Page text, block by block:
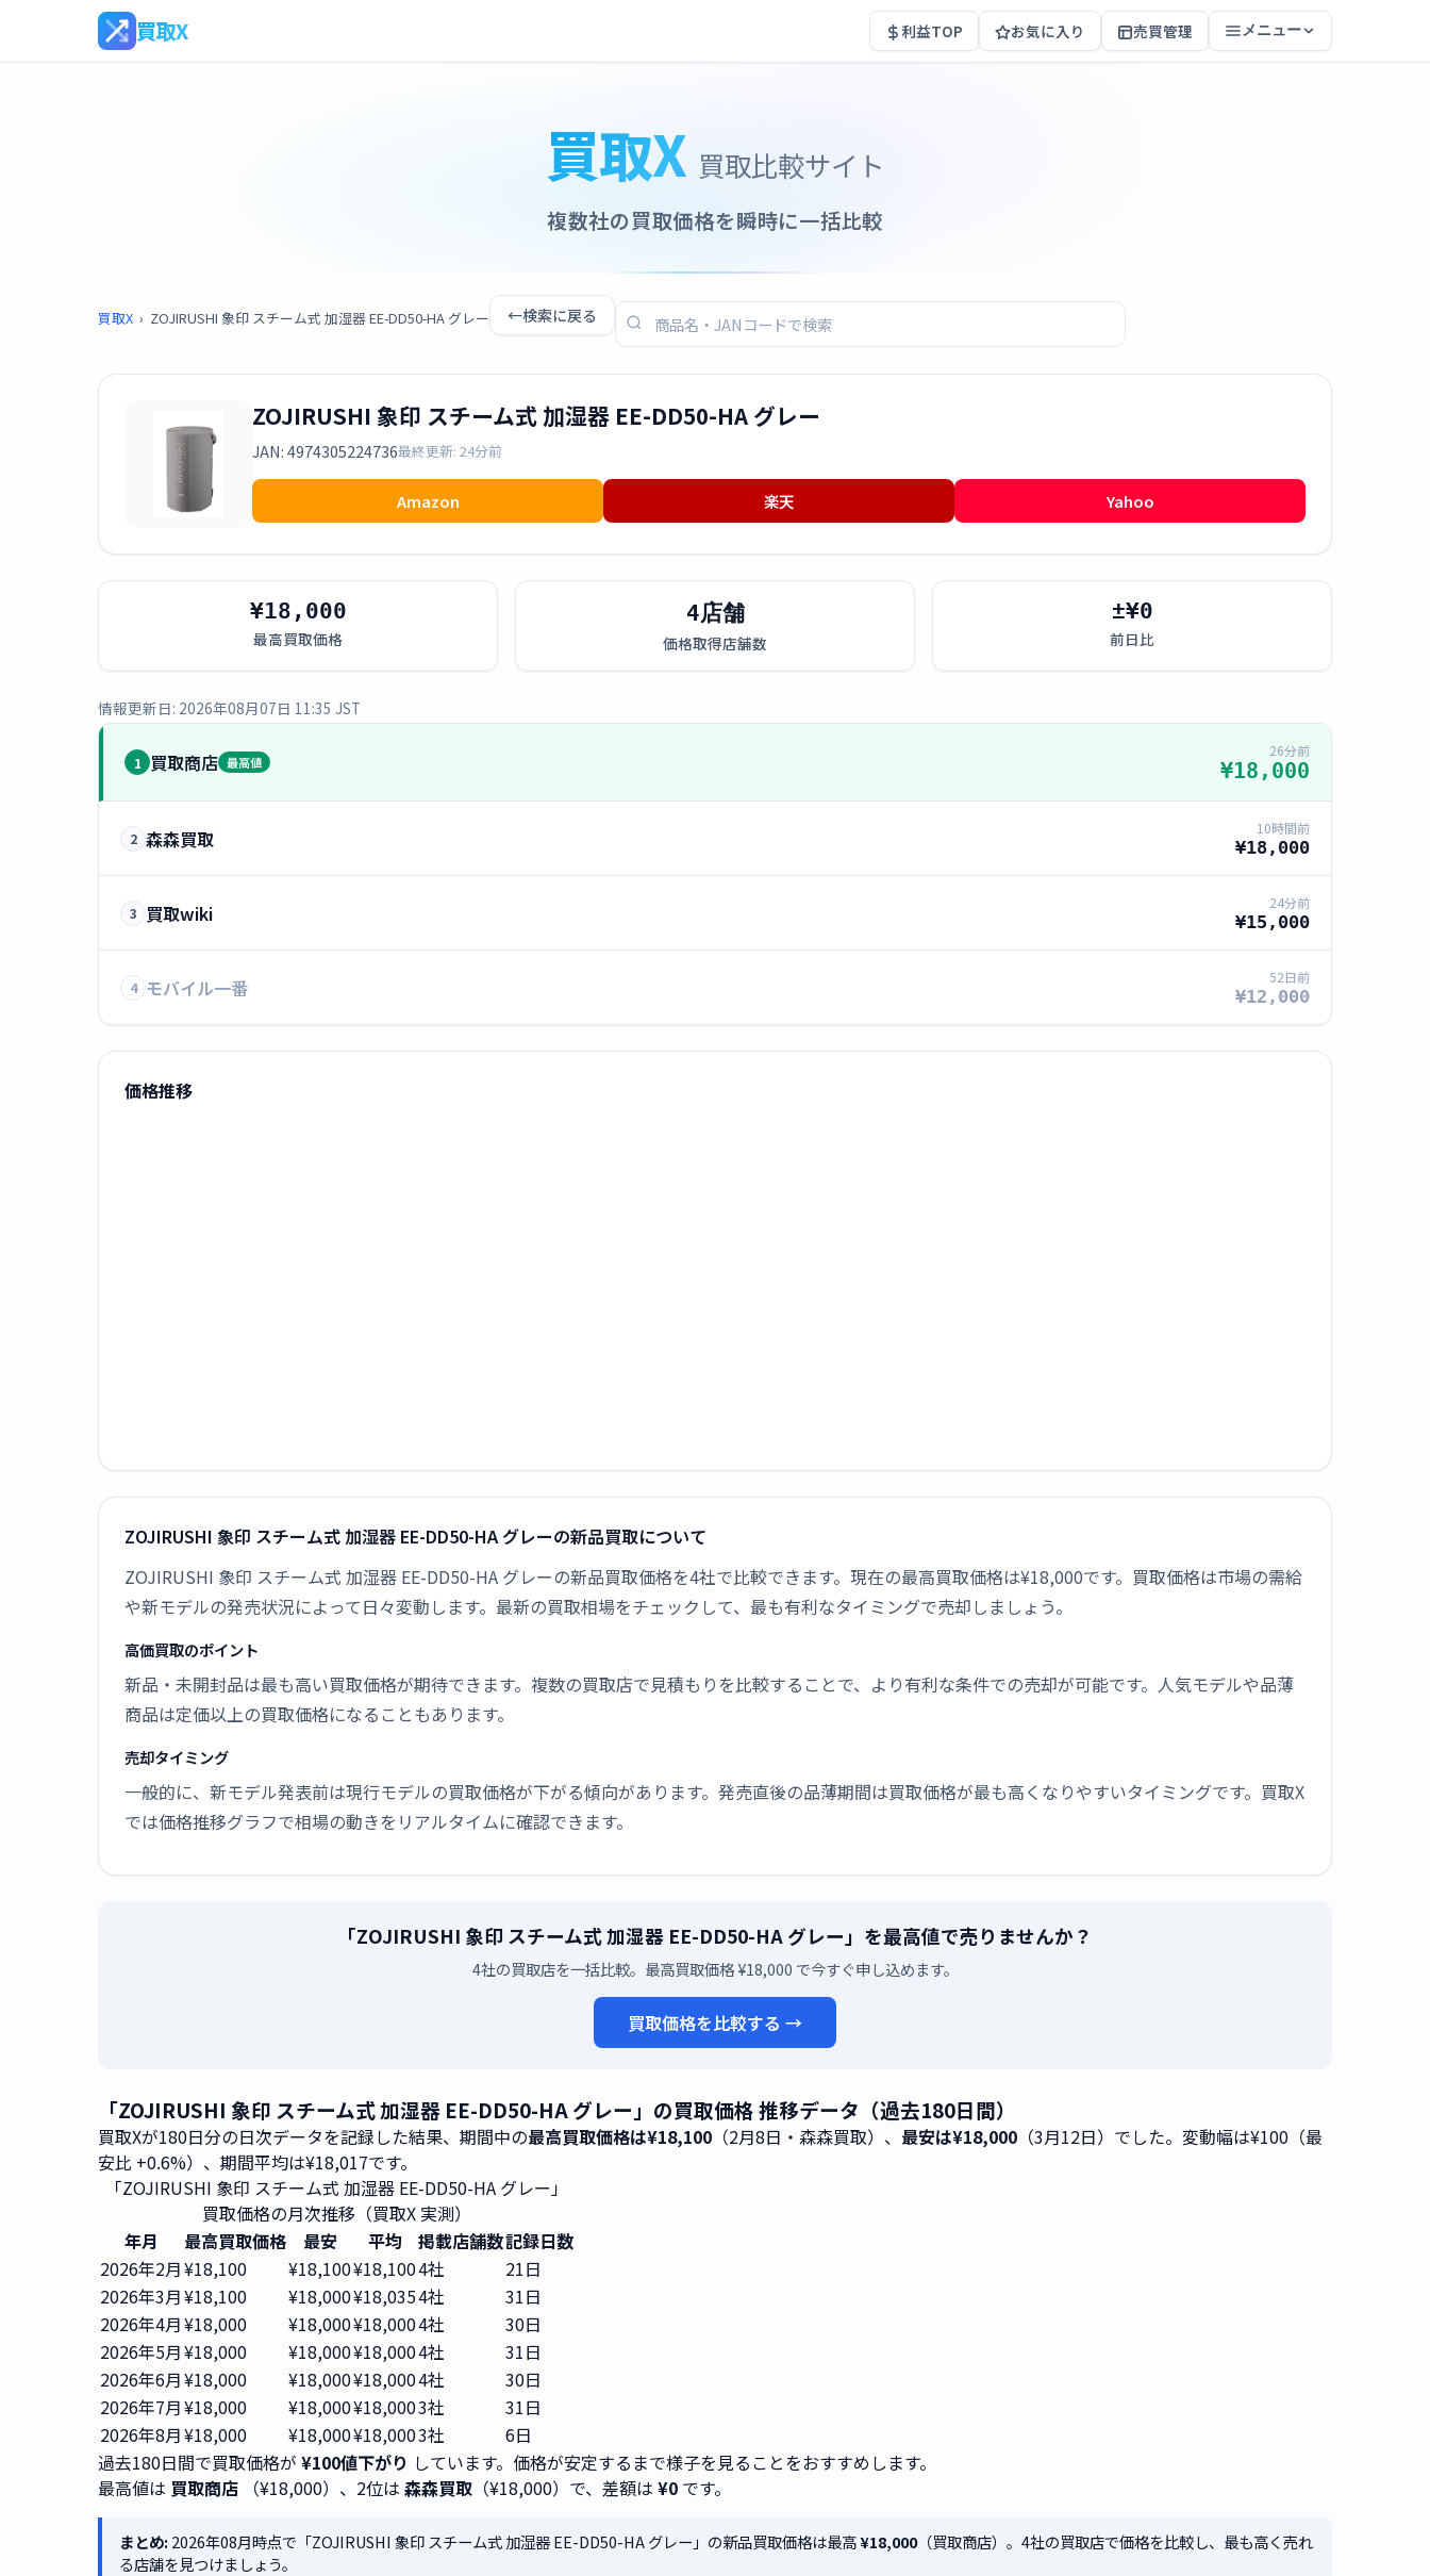
買取X 利益TOP お気に入り 売買管理 メニュー
買取X 買取比較サイト
複数社の買取価格を瞬時に一括比較
買取X › ZOJIRUSHI 象印 スチーム式 加湿器 EE-DD50-HA グレー ←検索に戻る
ZOJIRUSHI 象印 スチーム式 加湿器 EE-DD50-HA グレー
JAN: 4974305224736最終更新: 24分前
Amazon 楽天 Yahoo
¥18,000
最高買取価格
4店舗
価格取得店舗数
±¥0
前日比
情報更新日: 2026年08月07日 11:35 JST
1 買取商店 最高値
26分前
¥18,000
2 森森買取 10時間前
¥18,000
3 買取wiki 24分前
¥15,000
4 モバイル一番 52日前
¥12,000
価格推移
ZOJIRUSHI 象印 スチーム式 加湿器 EE-DD50-HA グレーの新品買取について
ZOJIRUSHI 象印 スチーム式 加湿器 EE-DD50-HA グレーの新品買取価格を4社で比較できます。現在の最高買取価格は¥18,000です。買取価格は市場の需給
や新モデルの発売状況によって日々変動します。最新の買取相場をチェックして、最も有利なタイミングで売却しましょう。
高価買取のポイント
新品・未開封品は最も高い買取価格が期待できます。複数の買取店で見積もりを比較することで、より有利な条件での売却が可能です。人気モデルや品薄
商品は定価以上の買取価格になることもあります。
売却タイミング
一般的に、新モデル発表前は現行モデルの買取価格が下がる傾向があります。発売直後の品薄期間は買取価格が最も高くなりやすいタイミングです。買取X
では価格推移グラフで相場の動きをリアルタイムに確認できます。
「ZOJIRUSHI 象印 スチーム式 加湿器 EE-DD50-HA グレー」を最高値で売りませんか？
4社の買取店を一括比較。最高買取価格 ¥18,000 で今すぐ申し込めます。
買取価格を比較する →
「ZOJIRUSHI 象印 スチーム式 加湿器 EE-DD50-HA グレー」の買取価格 推移データ（過去180日間）
買取Xが180日分の日次データを記録した結果、期間中の最高買取価格は¥18,100 （2月8日・森森買取）、 最安は¥18,000 （3月12日）でした。変動幅は¥100（最
安比 +0.6%）、期間平均は¥18,017です。
「ZOJIRUSHI 象印 スチーム式 加湿器 EE-DD50-HA グレー」
買取価格の月次推移（買取X 実測）
年月
最高買取価格 最安 平均 掲載店舗数記録日数
2026年2月¥18,100 ¥18,100¥18,1004社
21日
2026年3月¥18,100 ¥18,000¥18,0354社
31日
2026年4月¥18,000 ¥18,000¥18,0004社
30日
2026年5月¥18,000 ¥18,000¥18,0004社
31日
2026年6月¥18,000 ¥18,000¥18,0004社
30日
2026年7月¥18,000 ¥18,000¥18,0003社
31日
2026年8月¥18,000 ¥18,000¥18,0003社
6日
過去180日間で買取価格が ¥100値下がり しています。価格が安定するまで様子を見ることをおすすめします。
最高値は 買取商店 （¥18,000）、2位は 森森買取 （¥18,000）で、差額は ¥0 です。
まとめ:2026年08月時点で「ZOJIRUSHI 象印 スチーム式 加湿器 EE-DD50-HA グレー」の新品買取価格は最高¥18,000（買取商店）。4社の買取店で価格を比較し、最も高く売れ
る店舗を見つけましょう。